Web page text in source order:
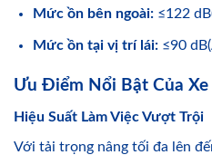
Mức ồn bên ngoài: ≤122
Mức ồn tại vị trí lái: ≤90
Ưu Điểm Nổi Bật Của Xe
Hiệu Suất Làm Việc Vượt Trội
Với tải trọng nâng tối đa lên